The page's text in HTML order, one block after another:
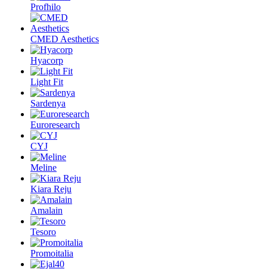
Profhilo
CMED Aesthetics
Hyacorp
Light Fit
Sardenya
Euroresearch
CYJ
Meline
Kiara Reju
Amalain
Tesoro
Promoitalia